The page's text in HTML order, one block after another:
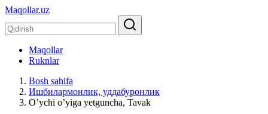
Maqollar.uz
Maqollar
Ruknlar
Bosh sahifa
Ишбилармонлик, уддабуронлик
Oʼychi oʼyiga yetguncha, Tavak